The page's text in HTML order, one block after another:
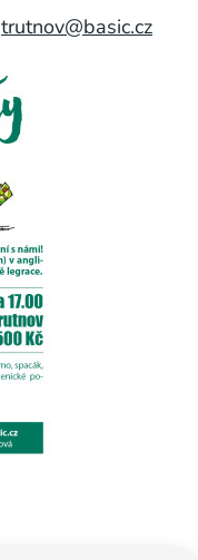
trutnov@basic.cz